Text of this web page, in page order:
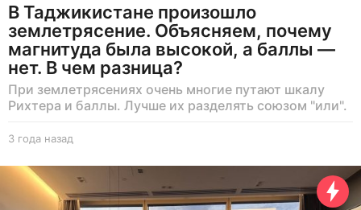
В Таджикистане произошло
землетрясение. Объясняем, почему
магнитуда была высокой, а баллы —
нет. В чем разница?
При землетрясениях очень многие путают шкалу
Рихтера и баллы. Лучше их разделять союзом "или".
3 года назад
о
д
а